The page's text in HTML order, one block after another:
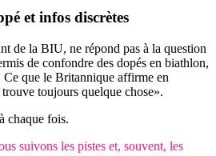
et infos discrètes
de la BIU, ne répond pas à la question
de confondre des dopés en biathlon,
que le Britannique affirme en
toujours quelque chose».
chaque fois.
suivons les pistes et, souvent, les